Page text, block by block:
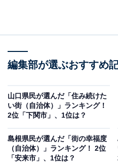
編集部が選ぶおすすめ
山口県民が選んだ「住み続けた
い街（自治体）」ランキング！
2位「下関市」、1位は？
島根県民が選んだ「街の幸福度
（自治体）」ランキング！ 2位
「安来市」、1位は？